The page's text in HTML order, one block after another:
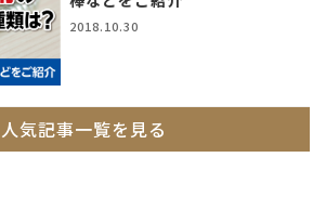
2018.10.30
人気記事一覧を見る